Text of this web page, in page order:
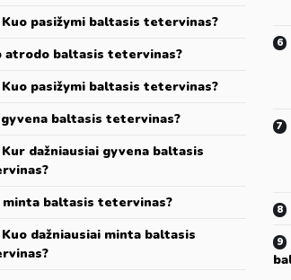
Kuo pasižymi baltasis tetervinas?
atrodo baltasis tetervinas?
Kuo pasižymi baltasis tetervinas?
baltasis tetervinas?
Kur dažniausiai gyvena baltasis
minta baltasis tetervinas?
Kuo dažniausiai minta baltasis